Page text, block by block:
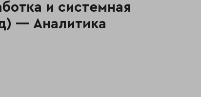
и системная
— Аналитика